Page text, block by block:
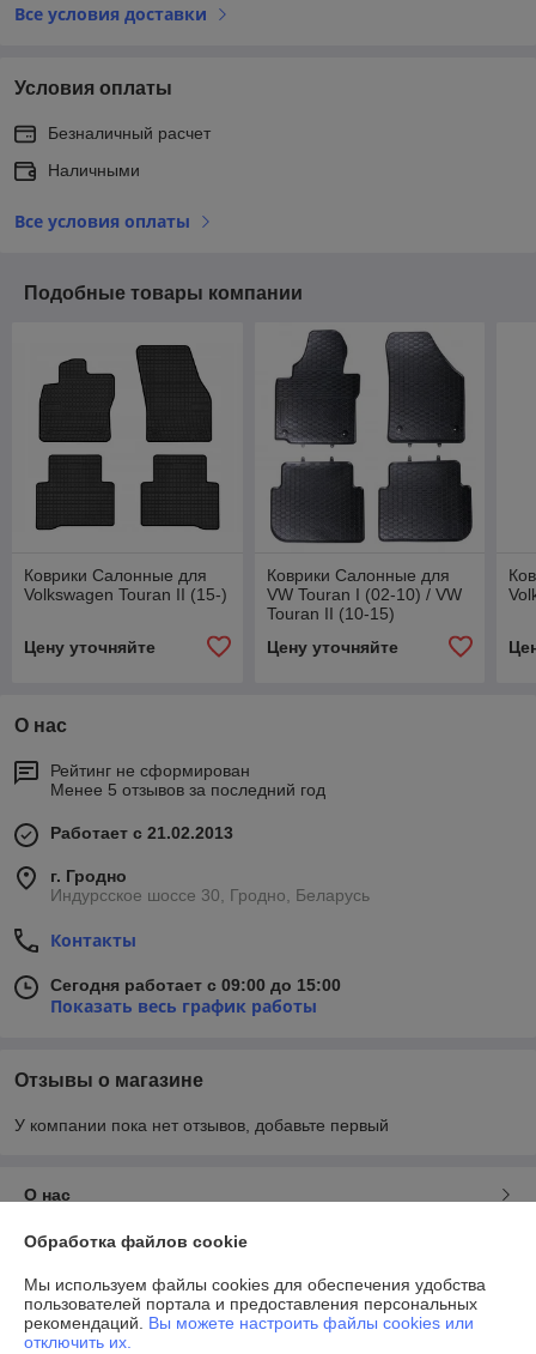
Все условия доставки
Условия оплаты
Безналичный расчет
Наличными
Все условия оплаты
Подобные товары компании
Коврики Салонные для
Volkswagen Touran II (15-)
Цену уточняйте
Коврики Салонные для
VW Touran I (02-10) / VW
Touran II (10-15)
Цену уточняйте
О нас
Рейтинг не сформирован
Менее 5 отзывов за последний год
Работает с 21.02.2013
г. Гродно
Индурсское шоссе 30, Гродно, Беларусь
Контакты
Сегодня работает с 09:00 до 15:00
Показать весь график работы
Отзывы о магазине
У компании пока нет отзывов, добавьте первый
О нас
Контакты
Доставка и оплата
Обработка файлов cookie
Мы используем файлы cookies для обеспечения удобства
пользователей портала и предоставления персональных
рекомендаций. Вы можете настроить файлы cookies или
отключить их.